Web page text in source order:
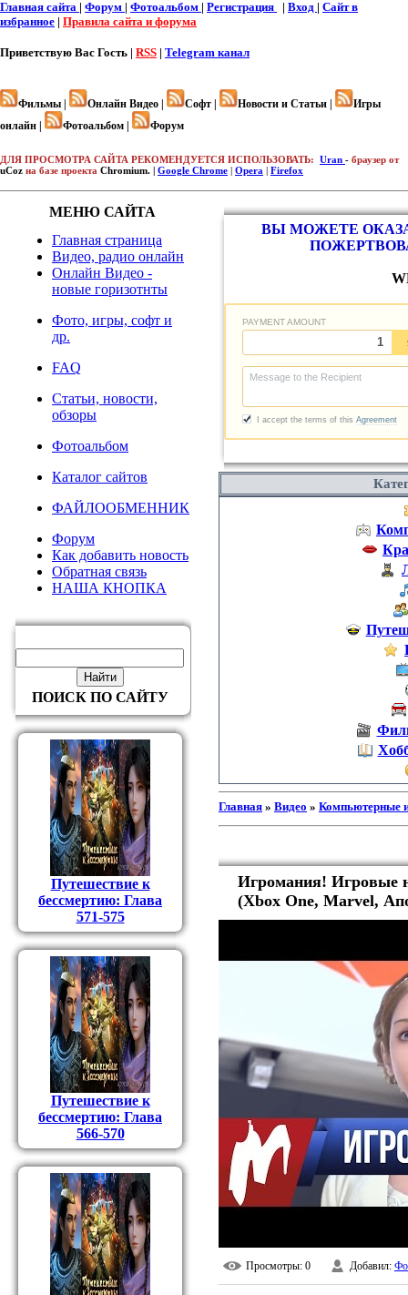
Главная сайта | Форум | Фотоальбом | Регистрация | Вход | Cайт в
избранное | Правила сайта и форума
Приветствую Вас Гость | RSS | Telegram канал
Фильмы | Онлайн Видео | Софт | Новости и Статьи |
Игры
онлайн |
Фотоальбом | Форум
ДЛЯ ПРОСМОТРА САЙТА РЕКОМЕНДУЕТСЯ ИСПОЛЬЗОВАТЬ: Uran - браузер от
uCoz на базе проекта Chromium. | Google Chrome | Opera | Firefox
МЕНЮ САЙТА
Главная страница
Видео, радио онлайн
Онлайн Видео -
новые горизотнты
Фото, игры, софт и
др.
FAQ
Статьи, новости,
обзоры
Фотоальбом
Каталог сайтов
ФАЙЛООБМЕННИК
Форум
Как добавить новость
Обратная связь
НАША КНОПКА
ПОИСК ПО САЙТУ
Путешествие к
бессмертию: Глава
571-575
Путешествие к
бессмертию: Глава
566-570
ВЫ МОЖЕТЕ
Главная » Видео » Компьютерные
Игромания! Игровые
(Xbox One, Marvel,
Просмотры: 0 Добавил: